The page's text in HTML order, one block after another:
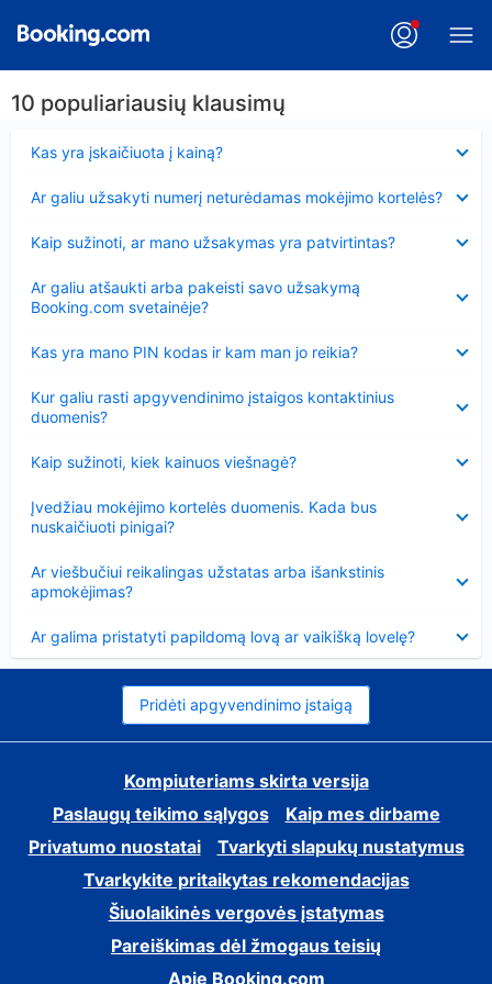
10 populiariausių klausimų
Kas yra įskaičiuota į kainą?
Ar galiu užsakyti numerį neturėdamas mokėjimo kortelės?
Kaip sužinoti, ar mano užsakymas yra patvirtintas?
Ar galiu atšaukti arba pakeisti savo užsakymą
Booking.com svetainėje?
Kas yra mano PIN kodas ir kam man jo reikia?
Kur galiu rasti apgyvendinimo įstaigos kontaktinius
duomenis?
Kaip sužinoti, kiek kainuos viešnagė?
Įvedžiau mokėjimo kortelės duomenis. Kada bus
nuskaičiuoti pinigai?
Ar viešbučiui reikalingas užstatas arba išankstinis
apmokėjimas?
Ar galima pristatyti papildomą lovą ar vaikišką lovelę?
Pridėti apgyvendinimo įstaigą
Kompiuteriams skirta versija
Paslaugų teikimo sąlygos
Kaip mes dirbame
Privatumo nuostatai
Tvarkyti slapukų nustatymus
Tvarkykite pritaikytas rekomendacijas
Šiuolaikinės vergovės įstatymas
Pareiškimas dėl žmogaus teisių
Apie Booking.com